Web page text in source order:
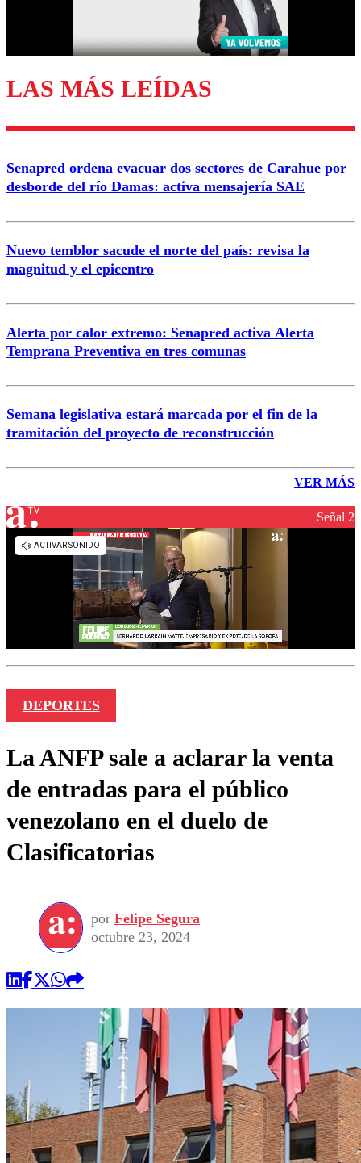
Enviar comentario
LAS MÁS LEÍDAS
Senapred ordena evacuar dos sectores de Carahue por
desborde del río Damas: activa mensajería SAE
Nuevo temblor sacude el norte del país: revisa la
magnitud y el epicentro
Alerta por calor extremo: Senapred activa Alerta
Temprana Preventiva en tres comunas
Semana legislativa estará marcada por el fin de la
tramitación del proyecto de reconstrucción
VER MÁS
Señal 2
DEPORTES
La ANFP sale a aclarar la venta
de entradas para el público
venezolano en el duelo de
Clasificatorias
por Felipe Segura
octubre 23, 2024